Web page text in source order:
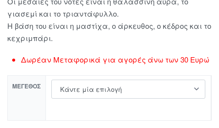
γιασεμί και το τριαντάφυλλο.
Η βάση του είναι η μαστίχα, ο άρκευθος, ο κέδρος και το
κεχριμπάρι.
Δωρέαν Μεταφορικά για αγορές άνω των 30 Ευρώ
ΜΈΓΕΘΟΣ